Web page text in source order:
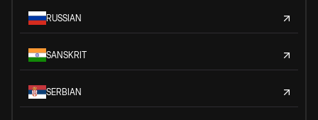
RUSSIAN
SANSKRIT
SERBIAN